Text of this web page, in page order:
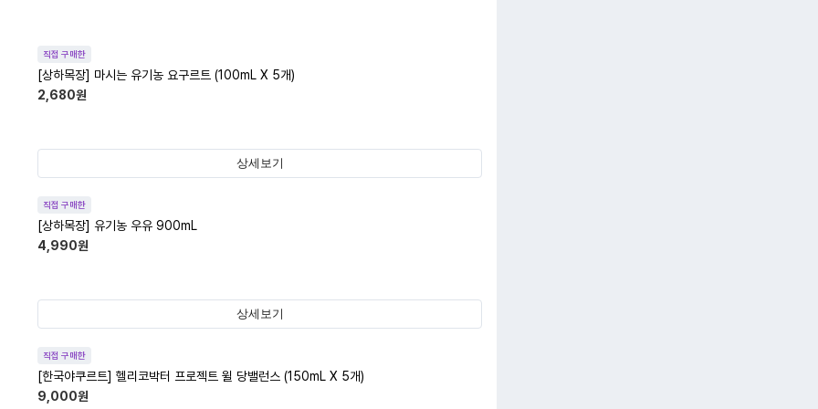
직접 구매한
[상하목장] 마시는 유기농 요구르트 (100mL X 5개)
2,680원
상세보기
직접 구매한
[상하목장] 유기농 우유 900mL
4,990원
상세보기
직접 구매한
[한국야쿠르트] 헬리코박터 프로젝트 윌 당밸런스 (150mL X 5개)
9,000원